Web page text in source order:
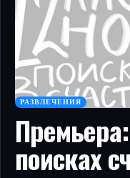
РАЗВЛЕЧЕНИЯ
поисках